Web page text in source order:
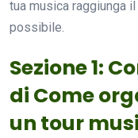
tua musica raggiunga
possibile.
Sezione 1:
di Come
un tour